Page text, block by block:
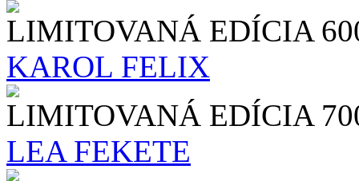
LIMITOVANÁ EDÍCIA
KAROL FELIX
LIMITOVANÁ EDÍCIA
LEA FEKETE